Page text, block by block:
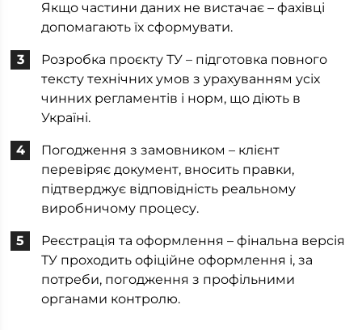
Якщо частини даних не вистачає – фахівці
допомагають їх сформувати.
Розробка проєкту ТУ – підготовка повного
тексту технічних умов з урахуванням усіх
чинних регламентів і норм, що діють в
Україні.
Погодження з замовником – клієнт
перевіряє документ, вносить правки,
підтверджує відповідність реальному
виробничому процесу.
Реєстрація та оформлення – фінальна версія
ТУ проходить офіційне оформлення і, за
потреби, погодження з профільними
органами контролю.